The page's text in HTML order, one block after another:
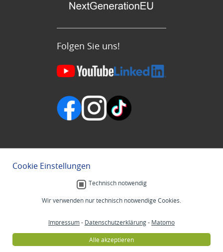
Folgen Sie uns!
Cookie Einstellungen
Technisch notwendig
Wir verwenden nur technisch notwendige Cookies.
Impressum- Datenschutzerklärung- Matomo
Alle akzeptieren